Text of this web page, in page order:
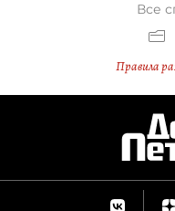
Все
Правила